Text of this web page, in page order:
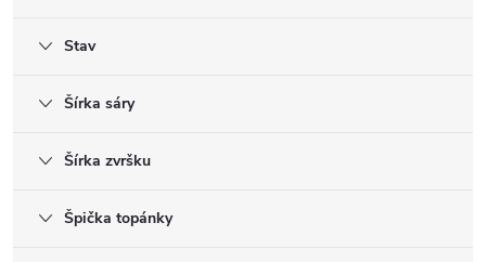
Stav
Šírka sáry
Šírka zvršku
Špička topánky